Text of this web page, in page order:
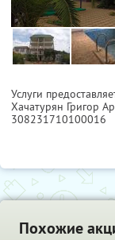
Услуги
Хачатурян Григор
308231710100016
Похожие